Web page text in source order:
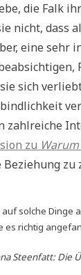
die Falk
nicht, dass
eine sehr
sich
zahlreiche
zu
Beziehung zu
auf solche Dinge
es richtig
Steenfatt:Die